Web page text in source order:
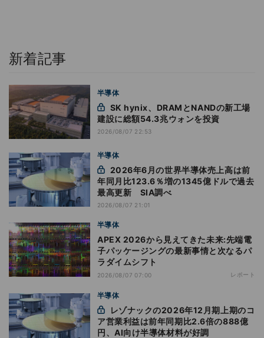
新着記事
半導体
建設に総額54.3兆ウォンを投資
2026/08/07 22:53
半導体
年同月比123.6％増の1345億ドルで過去
最高更新 SIA調べ
2026/08/07 21:01
半導体
APEX 2026から見えてきた未来:先端電
子パッケージングの最新事情と次なるパ
ラダイムシフト
2026/08/07 07:00 レポート
半導体
ア営業利益は前年同期比2.6倍の888億
円、AI向け半導体材料が好調